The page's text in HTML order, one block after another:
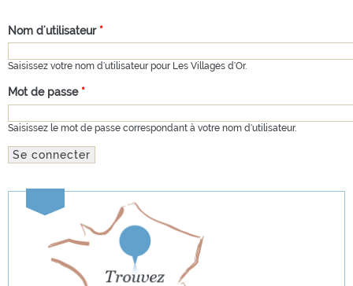
Nom d'utilisateur *
Saisissez votre nom d'utilisateur pour Les Villages d'Or.
Mot de passe *
Saisissez le mot de passe correspondant à votre nom d'utilisateur.